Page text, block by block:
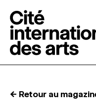
← Retour au